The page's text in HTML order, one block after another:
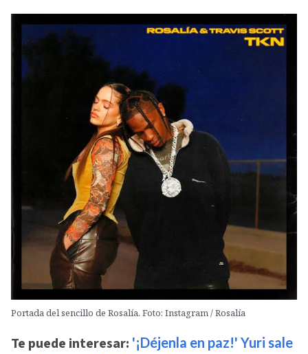
Portada del sencillo de Rosalía. Foto: Instagram / Rosalía
Te puede interesar: '¡Déjenla en paz!' Yuri sale